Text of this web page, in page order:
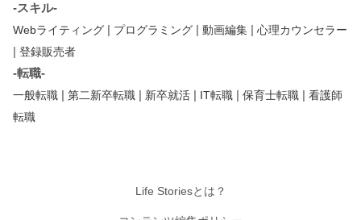
-スキル-
Webライティング | プログラミング | 動画編集 | 心理カウンセラー
| 登録販売者
-転職-
一般転職 | 第二新卒転職 | 新卒就活 | IT転職 | 保育士転職 | 看護師
転職
Life Storiesとは？